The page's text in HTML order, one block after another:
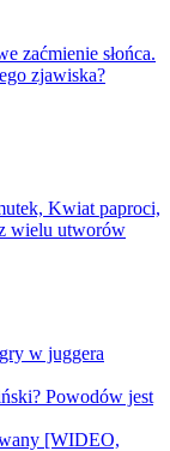
zaćmienie słońca.
zjawiska?
Kwiat paproci,
wielu utworów
w juggera
Powodów jest
[WIDEO,